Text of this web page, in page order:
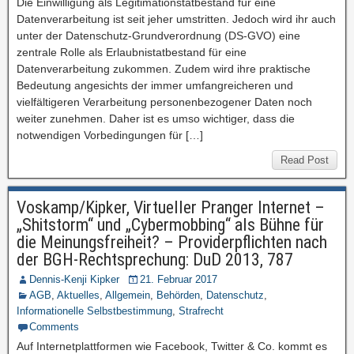
Datenverarbeitung ist seit jeher umstritten. Jedoch wird ihr auch
unter der Datenschutz-Grundverordnung (DS-GVO) eine
zentrale Rolle als Erlaubnistatbestand für eine
Datenverarbeitung zukommen. Zudem wird ihre praktische
Bedeutung angesichts der immer umfangreicheren und
vielfältigeren Verarbeitung personenbezogener Daten noch
weiter zunehmen. Daher ist es umso wichtiger, dass die
notwendigen Vorbedingungen für […]
Read Post
Voskamp/Kipker, Virtueller Pranger Internet –
„Shitstorm“ und „Cybermobbing“ als Bühne für
die Meinungsfreiheit? – Providerpflichten nach
der BGH-Rechtsprechung: DuD 2013, 787
Dennis-Kenji Kipker
21. Februar 2017
AGB, Aktuelles, Allgemein, Behörden, Datenschutz,
Informationelle Selbstbestimmung, Strafrecht
Comments
Auf Internetplattformen wie Facebook, Twitter & Co. kommt es